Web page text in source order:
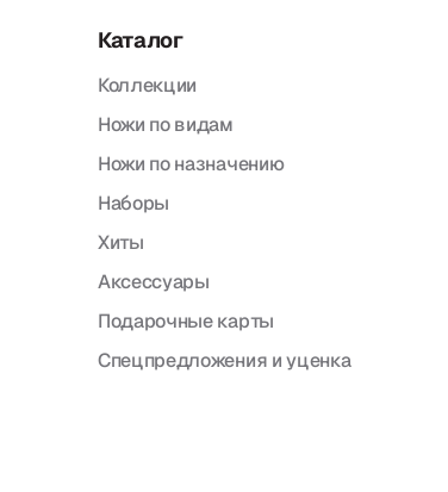
Каталог
Коллекции
Ножи по видам
Ножи по назначению
Наборы
Хиты
Аксессуары
Подарочные карты
Спецпредложения и уценка